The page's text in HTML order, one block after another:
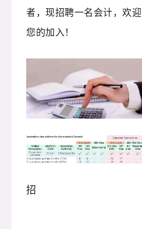
者，现招聘一名会计，欢迎
您的加入！
招